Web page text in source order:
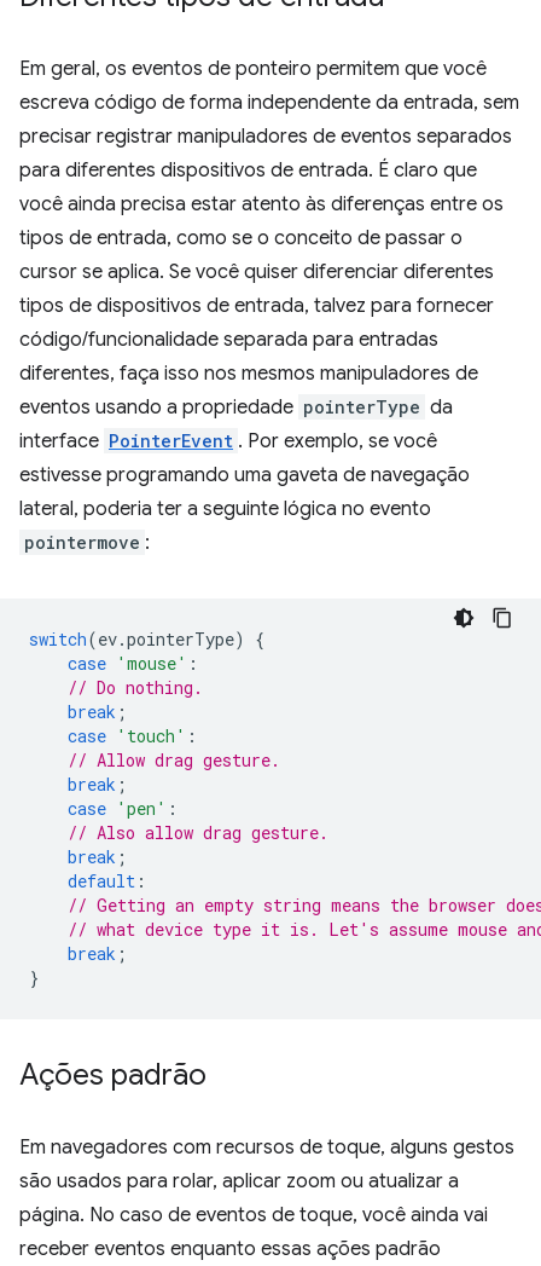
Em geral, os eventos de ponteiro permitem que você
escreva código de forma independente da entrada, sem
precisar registrar manipuladores de eventos separados
para diferentes dispositivos de entrada. É claro que
você ainda precisa estar atento às diferenças entre os
tipos de entrada, como se o conceito de passar o
cursor se aplica. Se você quiser diferenciar diferentes
tipos de dispositivos de entrada, talvez para fornecer
código/funcionalidade separada para entradas
diferentes, faça isso nos mesmos manipuladores de
eventos usando a propriedade pointerType da
interface PointerEvent . Por exemplo, se você
estivesse programando uma gaveta de navegação
lateral, poderia ter a seguinte lógica no evento
pointermove :
switch(ev.pointerType)
{
case 'mouse' :
// Do nothing.
break ;
case 'touch' :
// Allow drag gesture.
break ;
case 'pen' :
// Also allow drag gesture.
break ;
default :
// Getting an empty string means the browser
// what device type it is. Let's assume mouse
break ;
}
Ações padrão
Em navegadores com recursos de toque, alguns gestos
são usados para rolar, aplicar zoom ou atualizar a
página. No caso de eventos de toque, você ainda vai
receber eventos enquanto essas ações padrão